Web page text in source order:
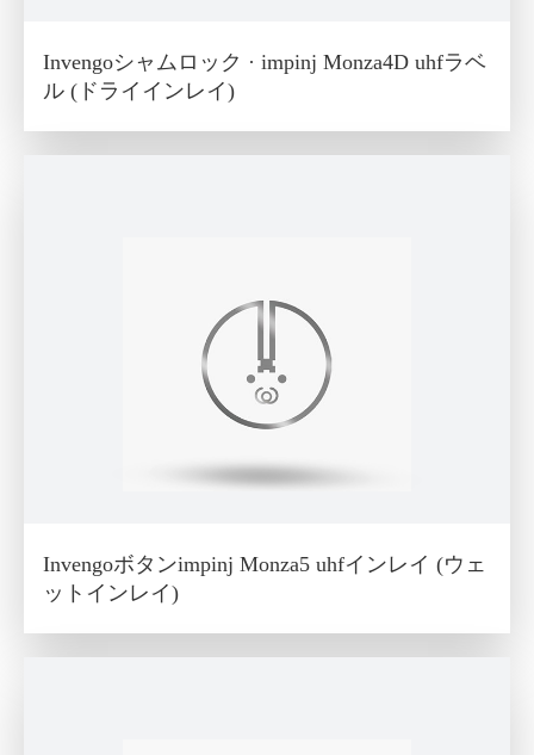
Invengoシャムロック · impinj Monza4D uhfラベ
ル (ドライインレイ)
Invengoボタンimpinj Monza5 uhfインレイ (ウェ
ットインレイ)